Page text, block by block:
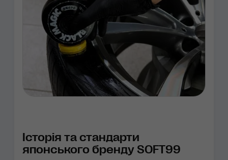
Історія та стандарти
японського бренду SOFT99